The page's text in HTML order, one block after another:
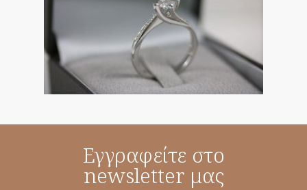
Εγγραφείτε στο
newsletter μας